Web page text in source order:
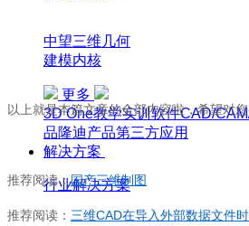
中望三维几何
建模内核
更多
3D One教学实训软件CAD/
品隆迪产品第三方应用
解决方案
行业解决方案
以上就是本篇文章的全部内容啦，希望对
推荐阅读：国产三维制图
推荐阅读： 三维CAD在导入外部数据文件